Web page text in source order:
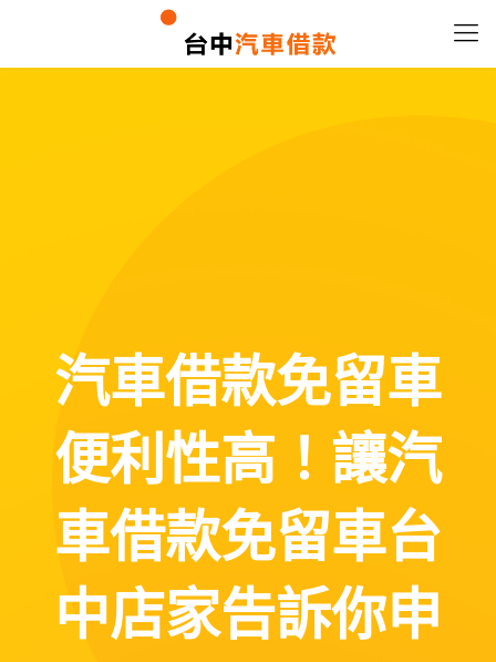
汽車借款免留車
便利性高！讓汽
車借款免留車台
中店家告訴你申